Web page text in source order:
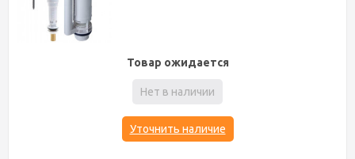
Товар ожидается
Нет в наличии
Уточнить наличие